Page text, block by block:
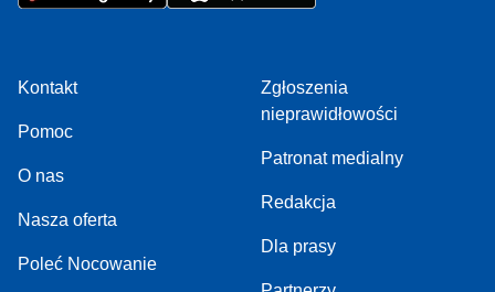
Kontakt
Pomoc
O nas
Nasza oferta
Poleć Nocowanie
Zgłoszenia
nieprawidłowości
Patronat medialny
Redakcja
Dla prasy